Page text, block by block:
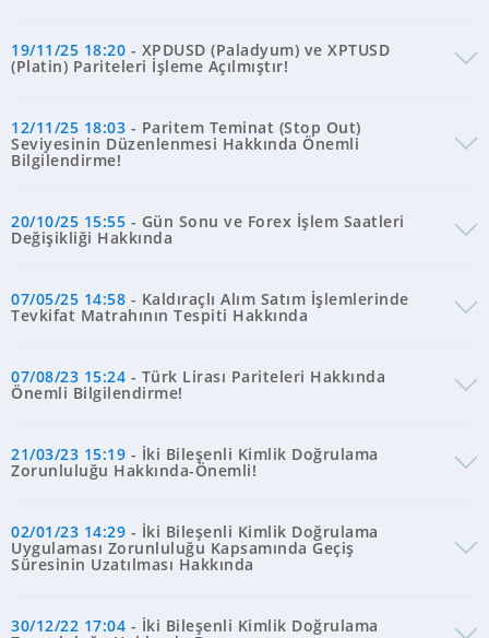
19/11/25 18:20 - XPDUSD (Paladyum) ve XPTUSD
(Platin) Pariteleri İşleme Açılmıştır!
12/11/25 18:03 - Paritem Teminat (Stop Out)
Seviyesinin Düzenlenmesi Hakkında Önemli
Bilgilendirme!
20/10/25 15:55 - Gün Sonu ve Forex İşlem Saatleri
Değişikliği Hakkında
07/05/25 14:58 - Kaldıraçlı Alım Satım İşlemlerinde
Tevkifat Matrahının Tespiti Hakkında
07/08/23 15:24 - Türk Lirası Pariteleri Hakkında
Önemli Bilgilendirme!
21/03/23 15:19 - İki Bileşenli Kimlik Doğrulama
Zorunluluğu Hakkında-Önemli!
02/01/23 14:29 - İki Bileşenli Kimlik Doğrulama
Uygulaması Zorunluluğu Kapsamında Geçiş
Süresinin Uzatılması Hakkında
30/12/22 17:04 - İki Bileşenli Kimlik Doğrulama